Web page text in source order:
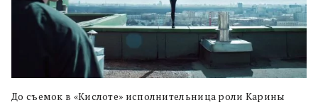
До съемок в «Кислоте» исполнительница роли Карины